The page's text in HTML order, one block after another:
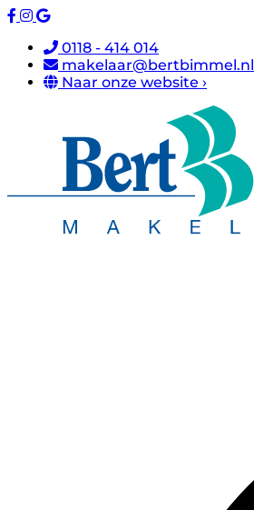
0118 - 414 014
makelaar@bertbimmel.nl
Naar onze website ›